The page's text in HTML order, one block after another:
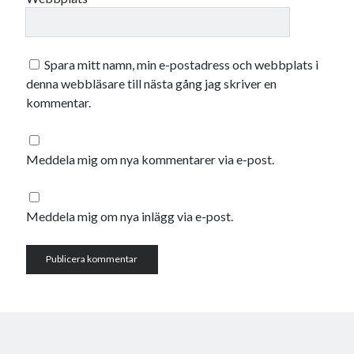
september 2021
Logga in
Spara mitt namn, min e-postadress och webbplats i
denna webbläsare till nästa gång jag skriver en
kommentar.
Meddela mig om nya kommentarer via e-post.
Meddela mig om nya inlägg via e-post.